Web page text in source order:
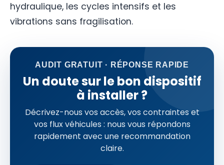
hydraulique, les cycles intensifs et les
vibrations sans fragilisation.
AUDIT GRATUIT · RÉPONSE RAPIDE
Un doute sur le bon dispositif
à installer ?
Décrivez-nous vos accès, vos contraintes et
vos flux véhicules : nous vous répondons
rapidement avec une recommandation
claire.